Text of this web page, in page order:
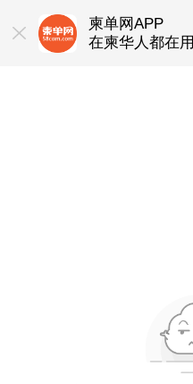
柬单网APP
在柬华人都在用